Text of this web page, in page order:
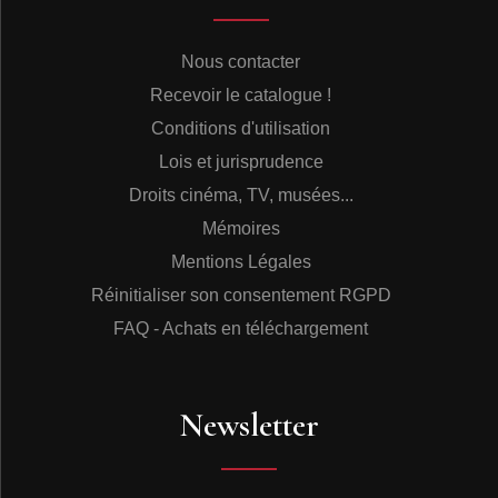
méconnaissable. C’est le cas éminent des Chats
ce que tu le sais, C’est pas sérieux…) et des autres
groupes tels les Chaussettes Noires (Be bop a lula, Si
mets le feu) ou Pingouins (Cherche !). Selon le cas,
jouées d’après les aptitudes propres ou avec une
optique puriste guitare-basse-batterie, donc sans piano,
guitare sèche voire saxophone, les versions sont
transfigurées et se justifient magnifiquement.
Dans certains – rares – cas, un snobisme poussera
même à la fausse adaptation, avec un sous-titre en
anglais inventé ! Ainsi Richard Anthony (Non, je ne
pourrais pas/Black Mood), Dick Rivers (Dans ma
Longue Marche (Eddy Mitchell), signés J.W. Stole & Del
Roma… alias Franck Pourcel & Paul Mauriat ! Ou
shakespearien alors que l’œuvre a été conçue
Nous contacter
Recevoir le catalogue !
Conditions d'utilisation
Lois et jurisprudence
Droits cinéma, TV, musées...
Mémoires
Mentions Légales
Réinitialiser son consentement RGPD
FAQ - Achats en téléchargement
Newsletter